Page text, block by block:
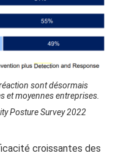
sont désormais
et moyennes entreprises.
Posture Survey 2022
croissantes des